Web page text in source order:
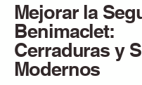
Mejorar la
Benimaclet:
Cerraduras y
Modernos